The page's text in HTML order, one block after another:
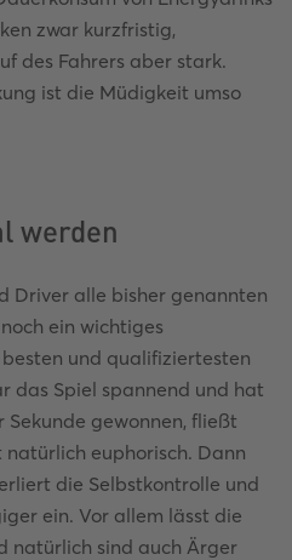
zwar kurzfristig,
des Fahrers aber stark.
ist die Müdigkeit umso
werden
Driver alle bisher genannten
ein wichtiges
und qualifiziertesten
das Spiel spannend und hat
gewonnen, fließt
euphorisch. Dann
die Selbstkontrolle und
ein. Vor allem lässt die
natürlich sind auch Ärger